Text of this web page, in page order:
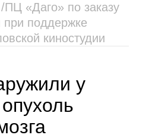
«Даго» по заказу
при поддержке
киностудии
у